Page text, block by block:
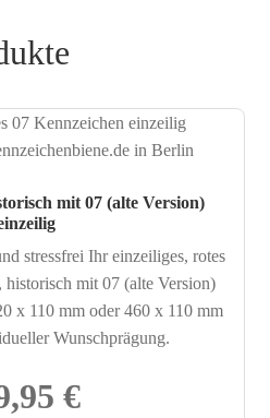
mit 07 (alte Version)
stressfrei Ihr einzeiliges, rotes
mit 07 (alte Version)
x 110 mm oder 460 x 110 mm
Wunschprägung.
€